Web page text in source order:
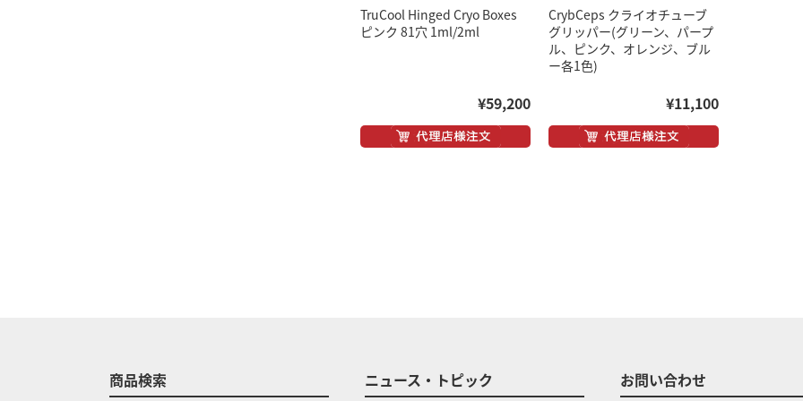
TruCool Hinged Cryo Boxes
ピンク 81穴 1ml/2ml
¥59,200
CrybCeps クライオチューブ
グリッパー(グリーン、パープ
ル、ピンク、オレンジ、ブル
ー各1色)
¥11,100
商品検索 ニュース・トピック お問い合わせ